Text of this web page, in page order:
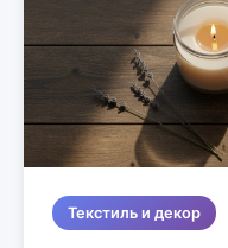
Текстиль и декор